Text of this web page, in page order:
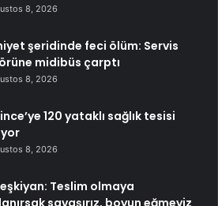
8, 2026
şeridinde feci ölüm: Servis
midibüs çarptı
8, 2026
120 yataklı sağlık tesisi
8, 2026
Teslim olmaya